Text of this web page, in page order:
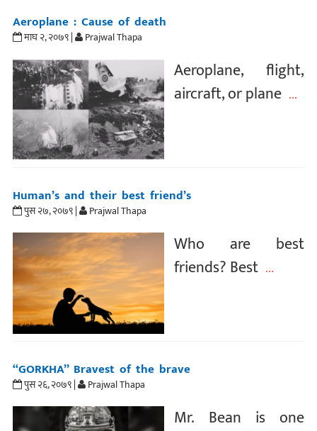
Aeroplane : Cause of death
माघ २, २०७९ | Prajwal Thapa
Aeroplane, flight,
aircraft, or plane ...
Human’s and their best friend’s
पुस २७, २०७९ | Prajwal Thapa
Who are best
friends? Best ...
“GORKHA” Bravest of the brave
पुस २६, २०७९ | Prajwal Thapa
Mr. Bean is one